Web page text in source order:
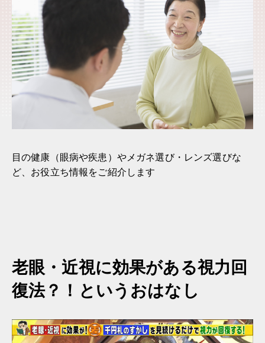
目の健康（眼病や疾患）やメガネ選び・レンズ選びな
ど、お役立ち情報をご紹介します
老眼・近視に効果がある視力回
復法？！というおはなし